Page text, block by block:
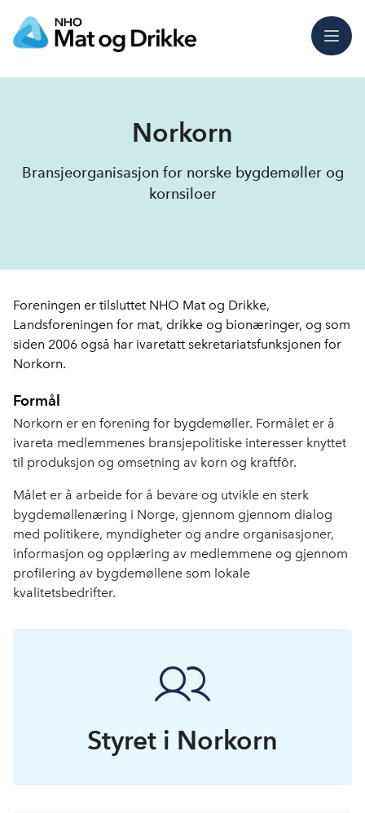
Meny
Norkorn
Bransjeorganisasjon for norske bygdemøller og
kornsiloer
Foreningen er tilsluttet NHO Mat og Drikke,
Landsforeningen for mat, drikke og bionæringer, og som
siden 2006 også har ivaretatt sekretariatsfunksjonen for
Norkorn.
Formål
Norkorn er en forening for bygdemøller. Formålet er å
ivareta medlemmenes bransjepolitiske interesser knyttet
til produksjon og omsetning av korn og kraftfôr.
Målet er å arbeide for å bevare og utvikle en sterk
bygdemøllenæring i Norge, gjennom gjennom dialog
med politikere, myndigheter og andre organisasjoner,
informasjon og opplæring av medlemmene og gjennom
profilering av bygdemøllene som lokale
kvalitetsbedrifter.
Styret i Norkorn